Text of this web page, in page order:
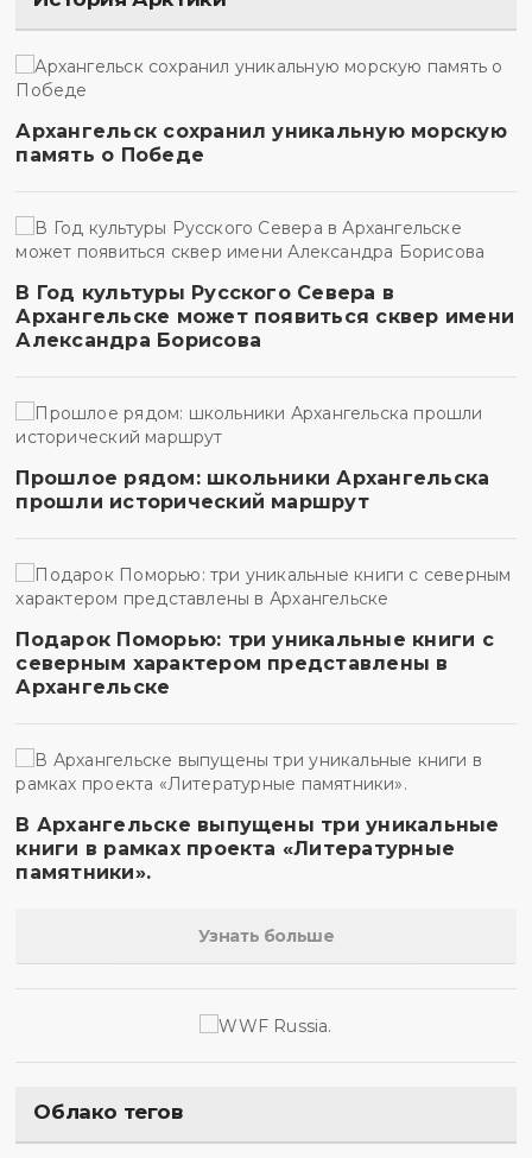
Архангельск сохранил уникальную морскую
память о Победе
В Год культуры Русского Севера в
Архангельске может появиться сквер имени
Александра Борисова
Прошлое рядом: школьники Архангельска
прошли исторический маршрут
Подарок Поморью: три уникальные книги с
северным характером представлены в
Архангельске
В Архангельске выпущены три уникальные
книги в рамках проекта «Литературные
памятники».
Узнать больше
Облако тегов